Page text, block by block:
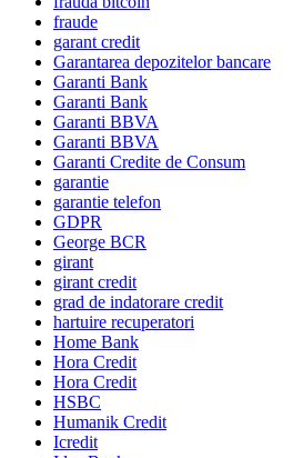
fraude
garant credit
Garantarea depozitelor bancare
Garanti Bank
Garanti Bank
Garanti BBVA
Garanti BBVA
Garanti Credite de Consum
garantie
garantie telefon
GDPR
George BCR
girant
girant credit
grad de indatorare credit
hartuire recuperatori
Home Bank
Hora Credit
Hora Credit
HSBC
Humanik Credit
Icredit